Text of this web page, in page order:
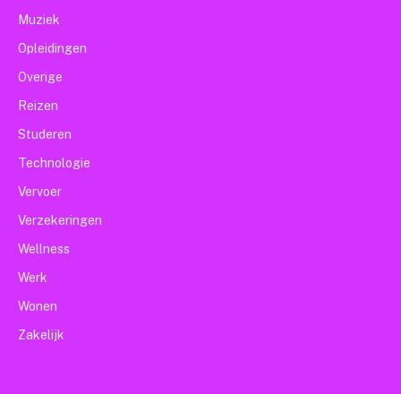
Muziek
Opleidingen
Overige
Reizen
Studeren
Technologie
Vervoer
Verzekeringen
Wellness
Werk
Wonen
Zakelijk